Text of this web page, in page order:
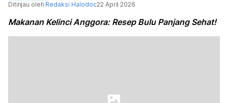
Ditinjau oleh Redaksi Halodoc22 April 2026
Makanan Kelinci Anggora: Resep Bulu Panjang Sehat!